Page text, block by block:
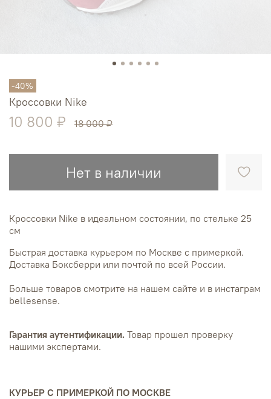
-40%
Кроссовки Nike
10 800 ₽ 18 000 ₽
Нет в наличии
Кроссовки Nike в идеальном состоянии, по стельке 25
см
Быстрая доставка курьером по Москве с примеркой.
Доставка Боксберри или почтой по всей России.
Больше товаров смотрите на нашем сайте и в инстаграм
bellesense.
Гарантия аутентификации. Товар прошел проверку
нашими экспертами.
КУРЬЕР С ПРИМЕРКОЙ ПО МОСКВЕ